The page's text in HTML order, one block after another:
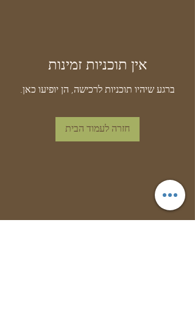
אין תוכניות זמינות
ברגע שיהיו תוכניות לרכישה, הן יופיעו כאן.
חזרה לעמוד הבית